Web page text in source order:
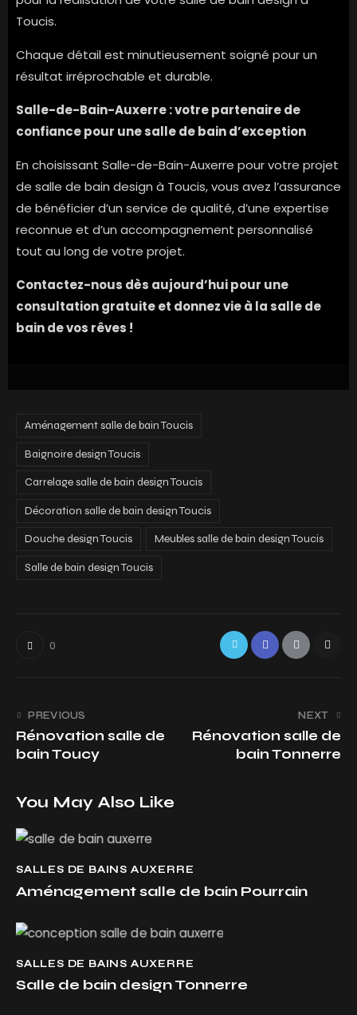
Toucis.
Chaque détail est minutieusement soigné pour un
résultat irréprochable et durable.
Salle-de-Bain-Auxerre : votre partenaire de
confiance pour une salle de bain d’exception
En choisissant Salle-de-Bain-Auxerre pour votre projet
de salle de bain design à Toucis, vous avez l’assurance
de bénéficier d’un service de qualité, d’une expertise
reconnue et d’un accompagnement personnalisé
tout au long de votre projet.
Contactez-nous dès aujourd’hui pour une
consultation gratuite et donnez vie à la salle de
bain de vos rêves !
Aménagement salle de bain Toucis
Baignoire design Toucis
Carrelage salle de bain design Toucis
Décoration salle de bain design Toucis
Douche design Toucis Meubles salle de bain design Toucis
Salle de bain design Toucis
0
PREVIOUS
Rénovation salle de
bain Toucy
NEXT
Rénovation salle de
bain Tonnerre
You May Also Like
SALLES DE BAINS AUXERRE
Aménagement salle de bain Pourrain
SALLES DE BAINS AUXERRE
Salle de bain design Tonnerre